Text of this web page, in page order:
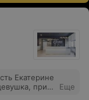
Екатерине
при
Еще